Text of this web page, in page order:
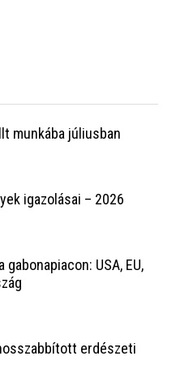
munkába júliusban
igazolásai – 2026
USA, EU,
erdészeti